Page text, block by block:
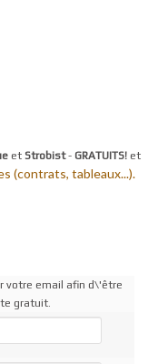
et Strobist- GRATUITS! et
(contrats, tableaux...).
votre email afin d\'être
gratuit.